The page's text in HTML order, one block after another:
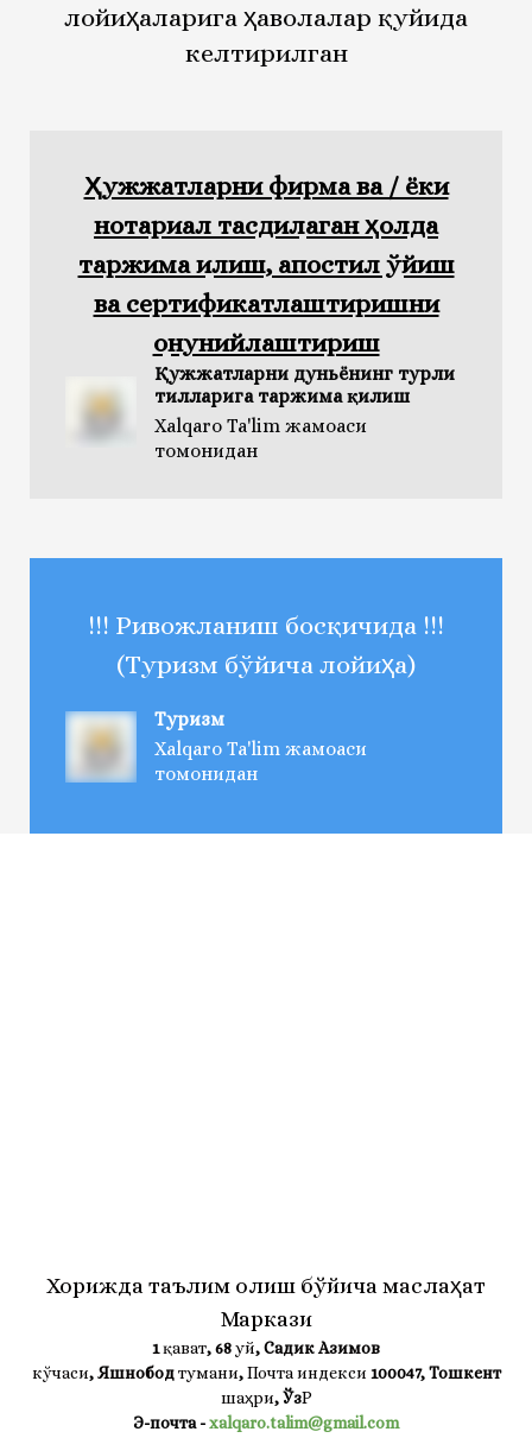
лойиҳаларига ҳаволалар қуйида
келтирилган
Ҳужжатларни фирма ва / ёки
нотариал тасдиқлаган ҳолда
таржима қилиш, апостил қўйиш
ва сертификатлаштиришни
қонунийлаштириш
Қужжатларни дуньёнинг турли
тилларига таржима қилиш
Xalqaro Ta'lim жамоаси
томонидан
!!! Ривожланиш босқичида !!!
(Туризм бўйича лойиҳа)
Туризм
Xalqaro Ta'lim жамоаси
томонидан
Хорижда таълим олиш бўйича маслаҳат
Маркази
1қават, 68уй, Садик Азимов
кўчаси, Яшнободтумани,Почта индекси 100047, Тошкент
шаҳри,ЎзР
Э-почта -xalqaro.talim@gmail.com